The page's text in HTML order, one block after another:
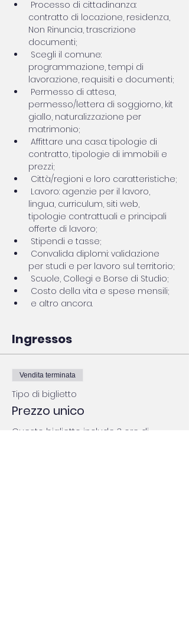
contratto di locazione, residenza,
Non Rinuncia, trascrizione
documenti;
programmazione, tempi di
lavorazione, requisiti e documenti;
permesso/lettera di soggiorno, kit
giallo, naturalizzazione per
matrimonio;
contratto, tipologie di immobili e
prezzi;
Città/regioni e loro caratteristiche;
lingua, curriculum, siti web,
tipologie contrattuali e principali
offerte di lavoro;
Stipendi e tasse;
per studi e per lavoro sul territorio;
Scuole, Collegi e Borse di Studio;
Costo della vita e spese mensili;
e altro ancora.
Ingressos
Vendita terminata
Tipo di biglietto
Prezzo unico
Questo biglietto include 3 ore di